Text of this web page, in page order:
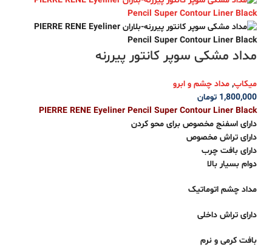
مداد مشکی سوپر کانتور پیررنه
میکاپ, مداد چشم و ابرو
1,800,000 تومان
PIERRE RENE Eyeliner Pencil Super Contour Liner Black
دارای اسفنج مخصوص برای محو کردن
دارای تراش مخصوص
دارای بافت چرب
دوام بسیار بالا
مداد چشم اتوماتیک
دارای تراش داخلی
بافت کرمی و نرم